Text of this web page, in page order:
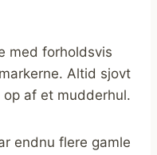
med forholdsvis
Altid sjovt
af et mudderhul.
endnu flere gamle